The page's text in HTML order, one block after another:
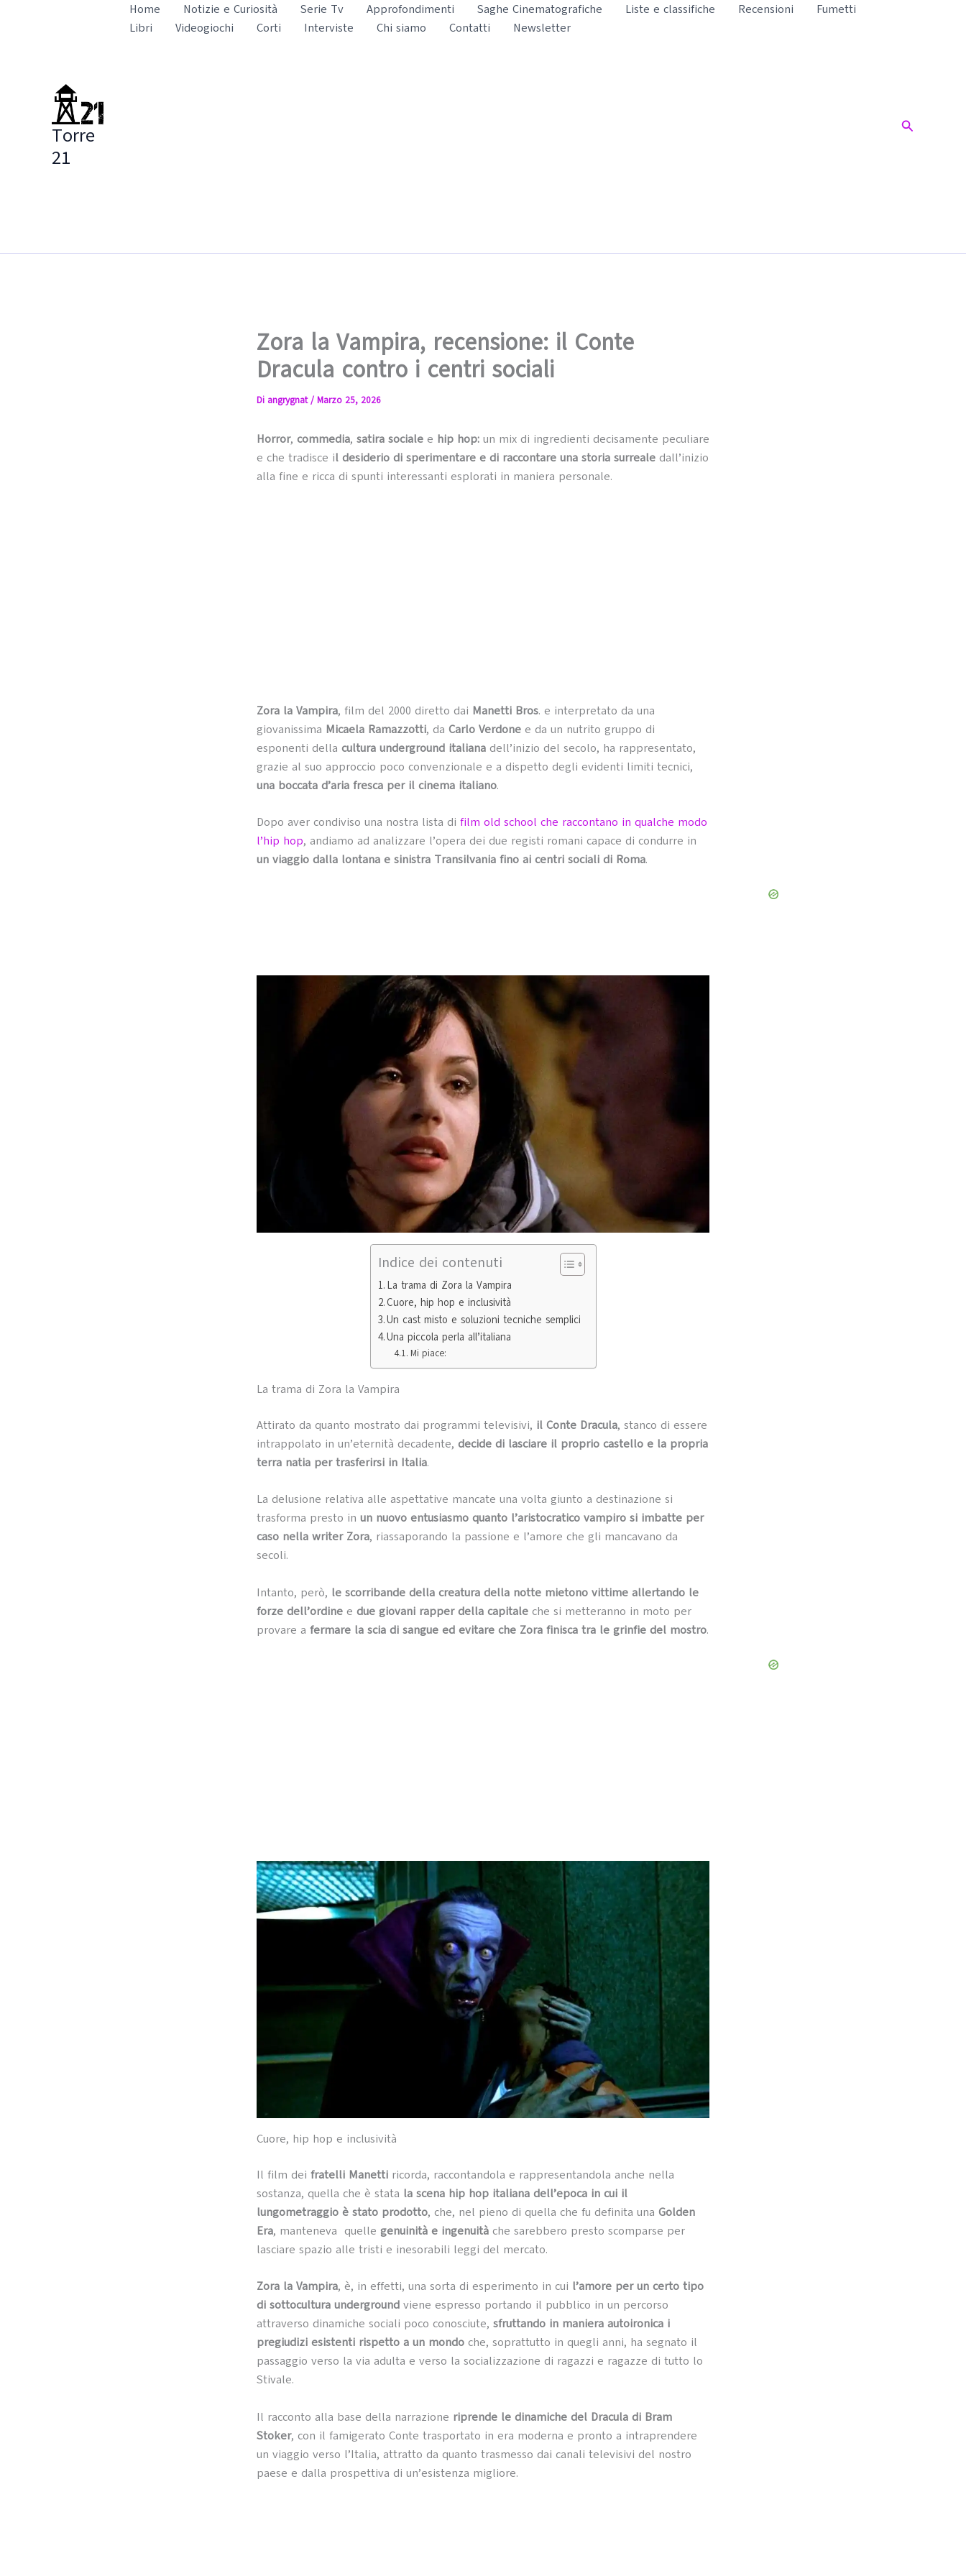
Torre
21
Home Notizie e Curiosità Serie Tv Approfondimenti Saghe Cinematografiche Liste e classifiche Recensioni
Fumetti
Libri
Videogiochi Corti Interviste Chi siamo Contatti Newsletter
Cerca
Zora la Vampira, recensione: il Conte
Dracula contro i centri sociali
Di angrygnat/ Marzo 25, 2026
Horror, commedia, satira sociale e hip hop: un mix di ingredienti decisamente peculiare
e che tradisce il desiderio di sperimentare e di raccontare una storia surreale dall’inizio
alla fine e ricca di spunti interessanti esplorati in maniera personale.
Zora la Vampira, film del 2000 diretto dai Manetti Bros. e interpretato da una
giovanissima Micaela Ramazzotti, da Carlo Verdone e da un nutrito gruppo di
esponenti della cultura underground italiana dell’inizio del secolo, ha rappresentato,
grazie al suo approccio poco convenzionale e a dispetto degli evidenti limiti tecnici,
una boccata d’aria fresca per il cinema italiano.
Dopo aver condiviso una nostra lista di film old school che raccontano in qualche modo
l’hip hop, andiamo ad analizzare l’opera dei due registi romani capace di condurre in
un viaggio dalla lontana e sinistra Transilvania fino ai centri sociali di Roma.
Indice dei contenuti
La trama di Zora la Vampira
Cuore, hip hop e inclusività
Un cast misto e soluzioni tecniche semplici
Una piccola perla all’italiana
Mi piace:
La trama di Zora la Vampira
Attirato da quanto mostrato dai programmi televisivi, il Conte Dracula, stanco di essere
intrappolato in un’eternità decadente, decide di lasciare il proprio castello e la propria
terra natia per trasferirsi in Italia.
La delusione relativa alle aspettative mancate una volta giunto a destinazione si
trasforma presto in un nuovo entusiasmo quanto l’aristocratico vampiro si imbatte per
caso nella writer Zora, riassaporando la passione e l’amore che gli mancavano da
secoli.
Intanto, però, le scorribande della creatura della notte mietono vittime allertando le
forze dell’ordine e due giovani rapper della capitale che si metteranno in moto per
provare a fermare la scia di sangue ed evitare che Zora finisca tra le grinfie del mostro.
Cuore, hip hop e inclusività
Il film dei fratelli Manetti ricorda, raccontandola e rappresentandola anche nella
sostanza, quella che è stata la scena hip hop italiana dell’epoca in cui il
lungometraggio è stato prodotto, che, nel pieno di quella che fu definita una Golden
Era, manteneva quelle genuinità e ingenuità che sarebbero presto scomparse per
lasciare spazio alle tristi e inesorabili leggi del mercato.
Zora la Vampira, è, in effetti, una sorta di esperimento in cui l’amore per un certo tipo
di sottocultura underground viene espresso portando il pubblico in un percorso
attraverso dinamiche sociali poco conosciute, sfruttando in maniera autoironica i
pregiudizi esistenti rispetto a un mondo che, soprattutto in quegli anni, ha segnato il
passaggio verso la via adulta e verso la socializzazione di ragazzi e ragazze di tutto lo
Stivale.
Il racconto alla base della narrazione riprende le dinamiche del Dracula di Bram
Stoker, con il famigerato Conte trasportato in era moderna e pronto a intraprendere
un viaggio verso l’Italia, attratto da quanto trasmesso dai canali televisivi del nostro
paese e dalla prospettiva di un’esistenza migliore.